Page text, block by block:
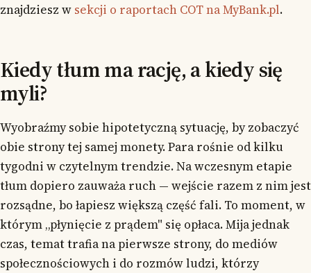
znajdziesz w sekcji o raportach COT na MyBank.pl.
Kiedy tłum ma rację, a kiedy się
myli?
Wyobraźmy sobie hipotetyczną sytuację, by zobaczyć
obie strony tej samej monety. Para rośnie od kilku
tygodni w czytelnym trendzie. Na wczesnym etapie
tłum dopiero zauważa ruch — wejście razem z nim jest
rozsądne, bo łapiesz większą część fali. To moment, w
którym „płynięcie z prądem" się opłaca. Mija jednak
czas, temat trafia na pierwsze strony, do mediów
społecznościowych i do rozmów ludzi, którzy